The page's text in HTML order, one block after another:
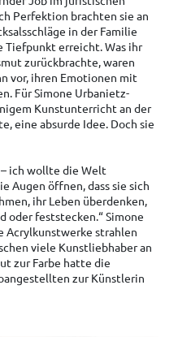
Perfektion brachten sie an
in der Familie
Tiefpunkt erreicht. Was ihr
zurückbrachte, waren
vor, ihren Emotionen mit
Für Simone Urbanietz-
Kunstunterricht an der
eine absurde Idee. Doch sie
– ich wollte die Welt
Augen öffnen, dass sie sich
ihr Leben überdenken,
oder feststecken.“ Simone
Acrylkunstwerke strahlen
viele Kunstliebhaber an
zur Farbe hatte die
zur Künstlerin